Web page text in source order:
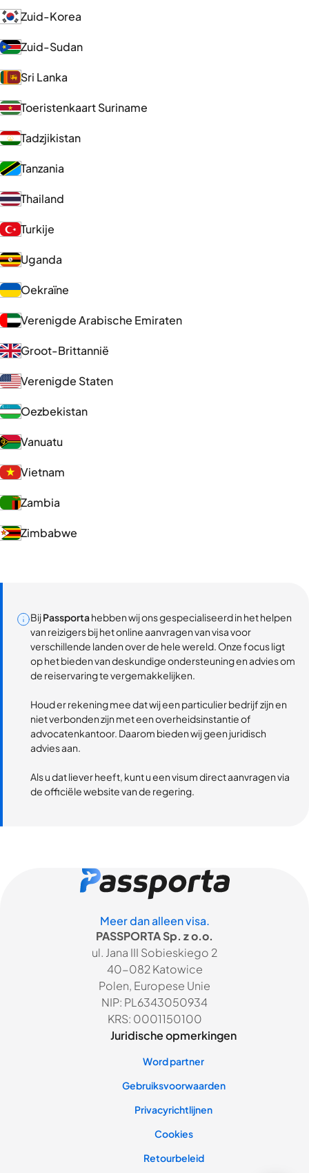
Zuid-Korea
Zuid-Sudan
Sri Lanka
Toeristenkaart Suriname
Tadzjikistan
Tanzania
Thailand
Turkije
Uganda
Oekraïne
Verenigde Arabische Emiraten
Groot-Brittannië
Verenigde Staten
Oezbekistan
Vanuatu
Vietnam
Zambia
Zimbabwe
BijPassportahebben wij ons gespecialiseerd in het helpen
van reizigers bij het online aanvragen van visa voor
verschillende landen over de hele wereld. Onze focus ligt
op het bieden van deskundige ondersteuning en advies om
de reiservaring te vergemakkelijken.
Houd er rekening mee dat wij een particulier bedrijf zijn en
niet verbonden zijn met een overheidsinstantie of
advocatenkantoor. Daarom bieden wij geen juridisch
advies aan.
Als u dat liever heeft, kunt u een visum direct aanvragen via
de officiële website van de regering.
Meer dan alleen visa.
PASSPORTA Sp. z o.o.
ul. Jana III Sobieskiego 2
40-082 Katowice
Polen, Europese Unie
NIP: PL6343050934
KRS: 0001150100
Juridische opmerkingen
Word partner
Gebruiksvoorwaarden
Privacyrichtlijnen
Cookies
Retourbeleid